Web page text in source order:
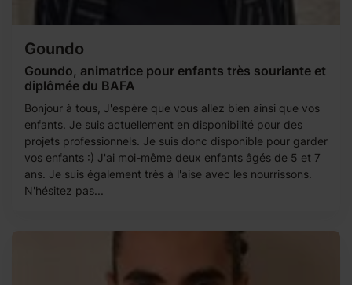
Goundo
Goundo, animatrice pour enfants très souriante et
diplômée du BAFA
Bonjour à tous, J'espère que vous allez bien ainsi que vos
enfants. Je suis actuellement en disponibilité pour des
projets professionnels. Je suis donc disponible pour garder
vos enfants :) J'ai moi-même deux enfants âgés de 5 et 7
ans. Je suis également très à l'aise avec les nourrissons.
N'hésitez pas...